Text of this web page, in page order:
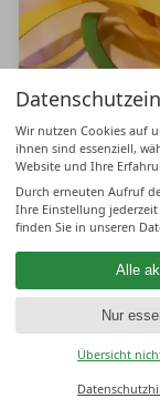
Wir nutzen Cookies auf
ihnen sind essenziell,
Website und Ihre
Durch erneuten Aufruf
Ihre Einstellung
finden Sie in unseren
Alle
Nur
Übersicht
BUCHEN &
SILVESTER IM
6NÄCHTE
DETAILS &